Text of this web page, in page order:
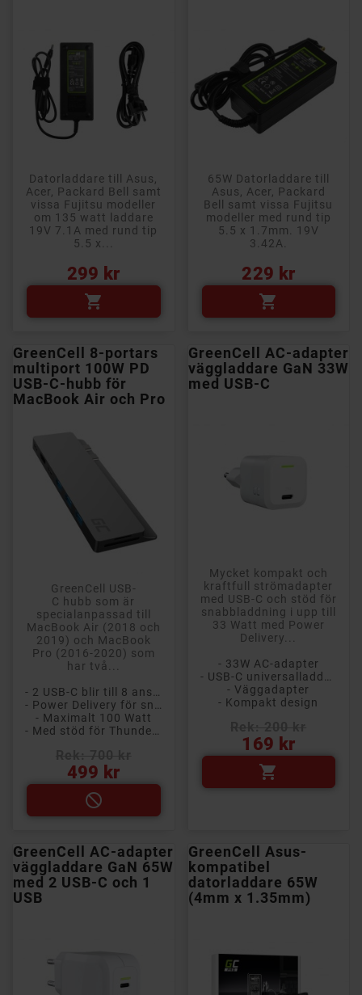
Datorladdare till Asus,
Acer, Packard Bell samt
vissa Fujitsu modeller
om 135 watt laddare
19V 7.1A med rund tip
5.5 x...
299 kr

65W Datorladdare till
Asus, Acer, Packard
Bell samt vissa Fujitsu
modeller med rund tip
5.5 x 1.7mm. 19V
3.42A.
229 kr

GreenCell 8-portars
multiport 100W PD
USB-C-hubb för
MacBook Air och Pro
GreenCell USB-
C hubb som är
specialanpassad till
MacBook Air (2018 och
2019) och MacBook
Pro (2016-2020) som
har två...
- 2 USB-C blir till 8 anslutningar
- Power Delivery för snabb laddning
- Maximalt 100 Watt
- Med stöd för Thunderbolt 3
499 kr

GreenCell AC-adapter
väggladdare GaN 33W
med USB-C
Mycket kompakt och
kraftfull strömadapter
med USB-C och stöd för
snabbladdning i upp till
33 Watt med Power
Delivery...
- 33W AC-adapter
- USB-C universalladdare
- Väggadapter
- Kompakt design
169 kr

GreenCell AC-adapter
väggladdare GaN 65W
med 2 USB-C och 1
USB
GreenCell Asus-
kompatibel
datorladdare 65W
(4mm x 1.35mm)